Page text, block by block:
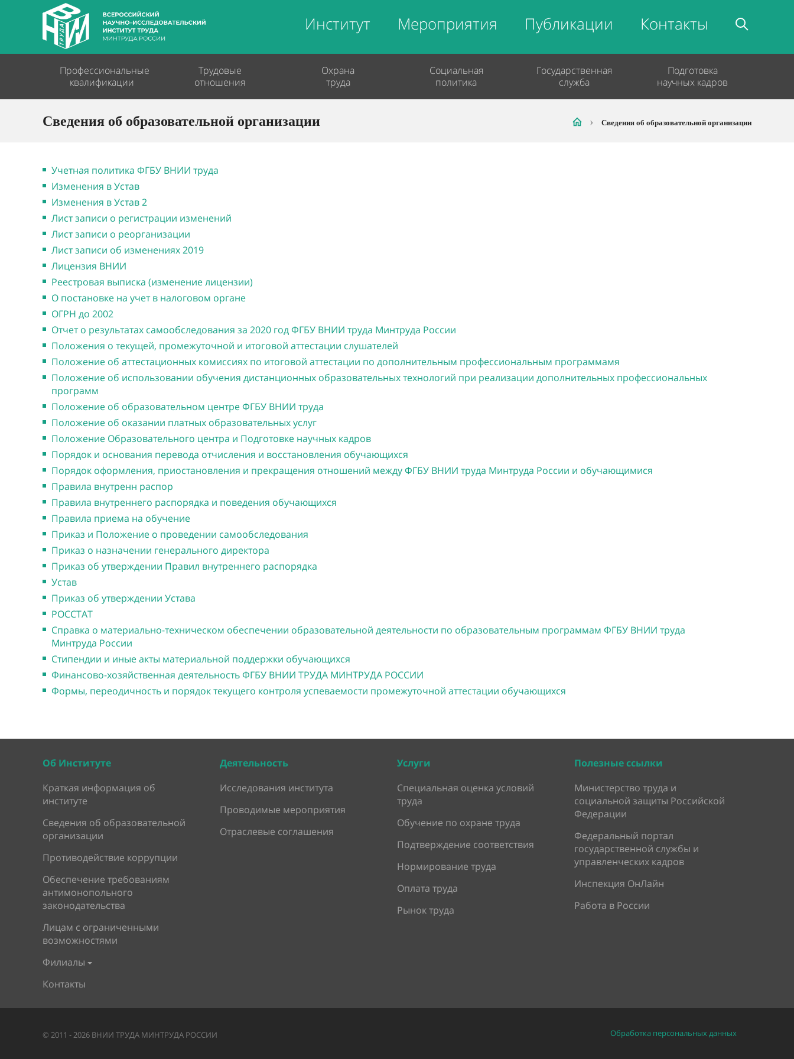
Институт Мероприятия Публикации Контакты
Профессиональные
квалификации
Трудовые
отношения
Охрана
труда
Социальная
политика
Государственная
служба
Подготовка
научных кадров
Сведения об образовательной организации Сведения об образовательной организации
Учетная политика ФГБУ ВНИИ труда
Изменения в Устав
Изменения в Устав 2
Лист записи о регистрации изменений
Лист записи о реорганизации
Лист записи об изменениях 2019
Лицензия ВНИИ
Реестровая выписка (изменение лицензии)
О постановке на учет в налоговом органе
ОГРН до 2002
Отчет о результатах самообследования за 2020 год ФГБУ ВНИИ труда Минтруда России
Положения о текущей, промежуточной и итоговой аттестации слушателей
Положение об аттестационных комиссиях по итоговой аттестации по дополнительным профессиональным программамя
Положение об использовании обучения дистанционных образовательных технологий при реализации дополнительных профессиональных
программ
Положение об образовательном центре ФГБУ ВНИИ труда
Положение об оказании платных образовательных услуг
Положение Образовательного центра и Подготовке научных кадров
Порядок и основания перевода отчисления и восстановления обучающихся
Порядок оформления, приостановления и прекращения отношений между ФГБУ ВНИИ труда Минтруда России и обучающимися
Правила внутренн распор
Правила внутреннего распорядка и поведения обучающихся
Правила приема на обучение
Приказ и Положение о проведении самообследования
Приказ о назначении генерального директора
Приказ об утверждении Правил внутреннего распорядка
Устав
Приказ об утверждении Устава
РОССТАТ
Справка о материально-техническом обеспечении образовательной деятельности по образовательным программам ФГБУ ВНИИ труда
Минтруда России
Стипендии и иные акты материальной поддержки обучающихся
Финансово-хозяйственная деятельность ФГБУ ВНИИ ТРУДА МИНТРУДА РОССИИ
Формы, переодичность и порядок текущего контроля успеваемости промежуточной аттестации обучающихся
Об Институте
Краткая информация об
институте
Сведения об образовательной
организации
Противодействие коррупции
Обеспечение требованиям
антимонопольного
законодательства
Лицам с ограниченными
возможностями
Филиалы
Контакты
Деятельность
Исследования института
Проводимые мероприятия
Отраслевые соглашения
Услуги
Специальная оценка условий
труда
Обучение по охране труда
Подтверждение соответствия
Нормирование труда
Оплата труда
Рынок труда
Полезные ссылки
Министерство труда и
социальной защиты Российской
Федерации
Федеральный портал
государственной службы и
управленческих кадров
Инспекция ОнЛайн
Работа в России
© 2011 -2026 ВНИИ ТРУДА МИНТРУДА РОССИИ Обработка персональных данных